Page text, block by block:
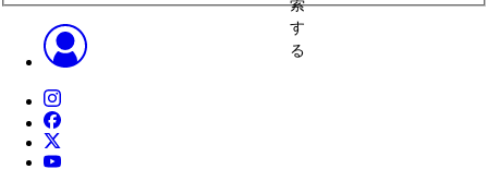
索
す
る